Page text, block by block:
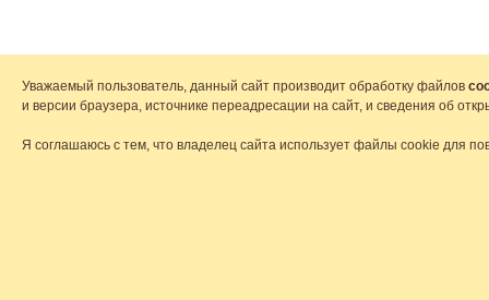
Уважаемый пользователь, данный сайт производит обработку файлов
и версии браузера, источнике переадресации на сайт, и сведения об
Я соглашаюсь с тем, что владелец сайта использует файлы cookie для